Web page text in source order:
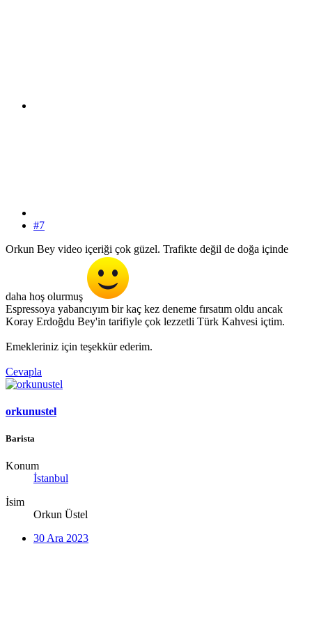
#7
Orkun Bey video içeriği çok güzel. Trafikte değil de doğa içinde
daha hoş olurmuş
Espressoya yabancıyım bir kaç kez deneme fırsatım oldu ancak
Koray Erdoğdu Bey'in tarifiyle çok lezzetli Türk Kahvesi içtim.
Emekleriniz için teşekkür ederim.
Cevapla
orkunustel
Barista
Konum
İstanbul
İsim
Orkun Üstel
30 Ara 2023